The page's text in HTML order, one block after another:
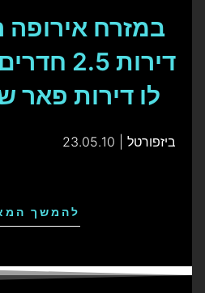
במזרח
דירות
לו דירות פאר של 5
ביזפורטל | 23.05.10
להמשך